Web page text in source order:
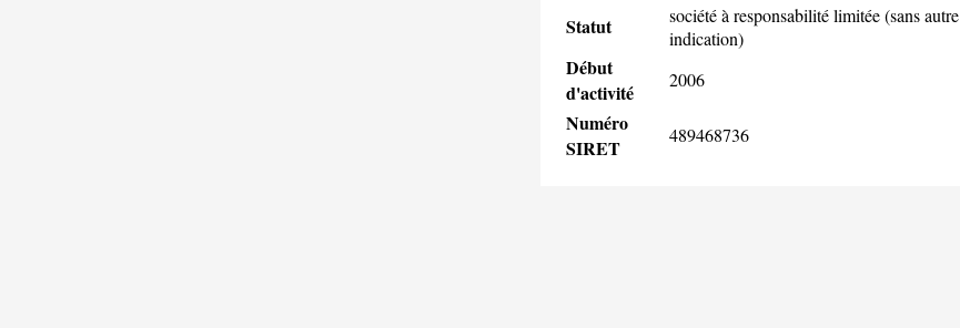
Statut
société à responsabilité limitée (sans autre
indication)
Début
d'activité
2006
Numéro
SIRET
489468736